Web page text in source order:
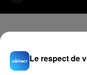
FIL D'ACTU
Le respect de